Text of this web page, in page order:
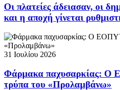
Οι πλατείες άδειασαν, οι
και η αποχή γίνεται
31 Ιουλίου 2026
Φάρμακα παχυσαρκίας: Ο
τρύπα του «Προλαμβάνω»